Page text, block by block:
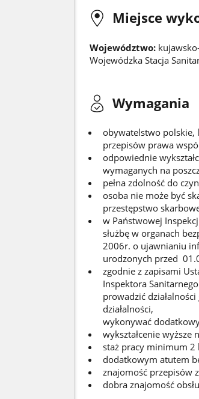
Miejsce
Województwo:
Wojewódzka Stacja
Wymagania
obywatelstwo polskie,
przepisów prawa
odpowiednie
wymaganych na
pełna zdolność do
osoba nie może być
przestępstwo
w Państwowej
służbę w organach
2006r. o ujawnianiu
urodzonych przed
zgodnie z zapisami
Inspektora
prowadzić
działalności,
wykształcenie
staż pracy minimum 2
dodatkowym atutem
znajomość przepisów
dobra znajomość